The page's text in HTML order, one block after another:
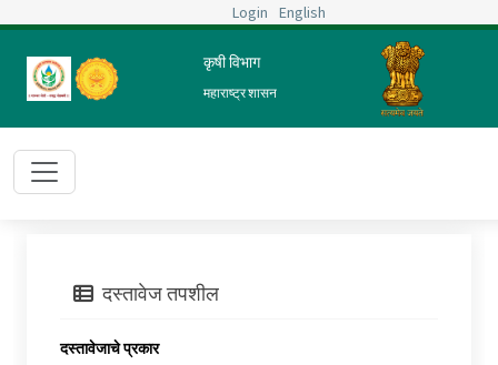
Login English
कृषी विभाग
महाराष्ट्र शासन
दस्तावेज तपशील
दस्तावेजाचे प्रकार